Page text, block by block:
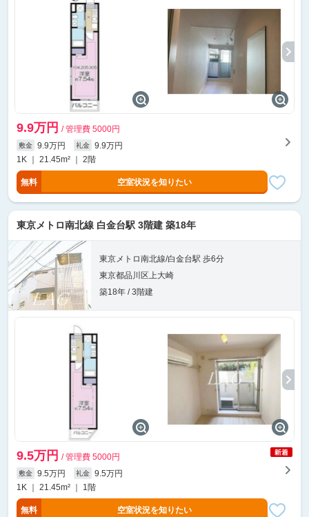
9.9万円 / 管理費 5000円
敷金 9.9万円 礼金
9.9万円
1K ｜ 21.45m² ｜ 2階
無料 空室状況を知りたい
東京メトロ南北線 白金台駅 3階建 築18年
東京メトロ南北線/白金台駅 歩6分
東京都品川区上大崎
築18年 / 3階建
9.5万円 / 管理費 5000円
敷金 9.5万円 礼金
9.5万円
1K ｜ 21.45m² ｜ 1階
無料 空室状況を知りたい